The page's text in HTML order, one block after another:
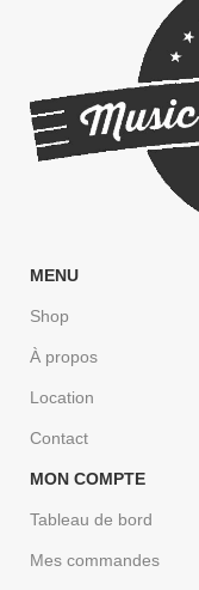
MENU
Shop
À propos
Location
Contact
MON COMPTE
Tableau de bord
Mes commandes